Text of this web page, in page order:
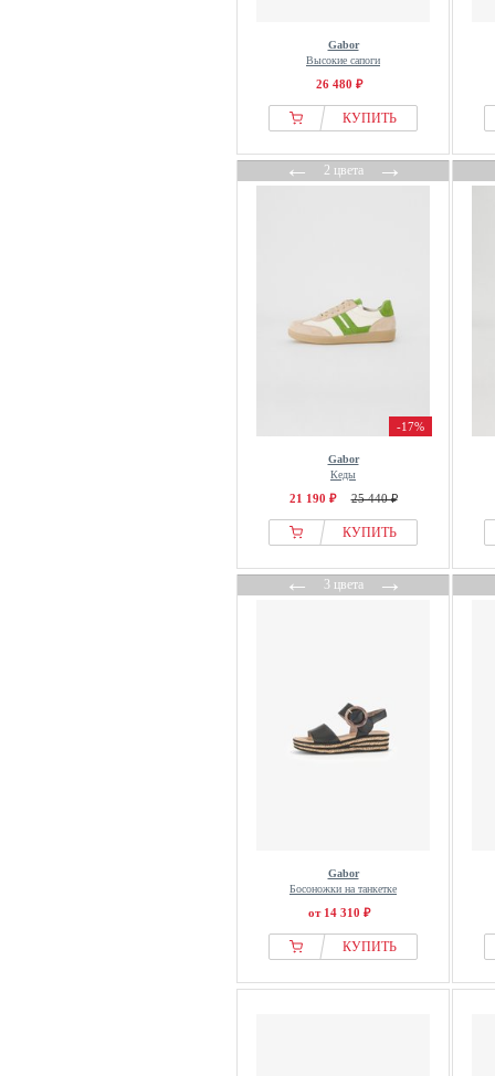
Gabor
Высокие сапоги
26 480 ₽
КУПИТЬ
←2 цвета→
-17%
Gabor
Кеды
21 190 ₽ 25 440 ₽
КУПИТЬ
←3 цвета→
Gabor
Босоножки на танкетке
от 14 310 ₽
КУПИТЬ